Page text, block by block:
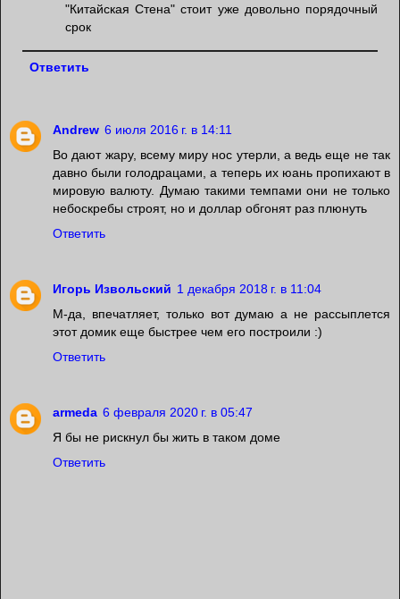
"Китайская Стена" стоит уже довольно порядочный
срок
Ответить
Andrew 6 июля 2016 г. в 14:11
Во дают жару, всему миру нос утерли, а ведь еще не так
давно были голодрацами, а теперь их юань пропихают в
мировую валюту. Думаю такими темпами они не только
небоскребы строят, но и доллар обгонят раз плюнуть
Ответить
Игорь Извольский 1 декабря 2018 г. в 11:04
М-да, впечатляет, только вот думаю а не рассыплется
этот домик еще быстрее чем его построили :)
Ответить
armeda 6 февраля 2020 г. в 05:47
Я бы не рискнул бы жить в таком доме
Ответить